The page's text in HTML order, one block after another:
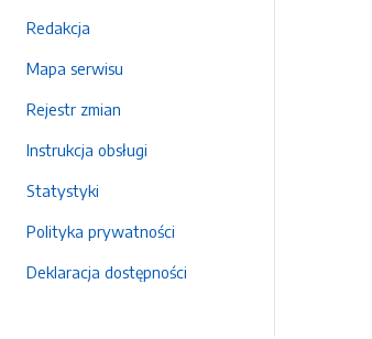
Redakcja
Mapa serwisu
Rejestr zmian
Instrukcja obsługi
Statystyki
Polityka prywatności
Deklaracja dostępności